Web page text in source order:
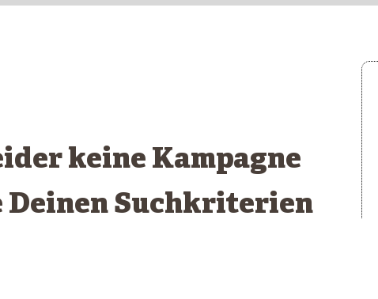
keine Kampagne
Deinen Suchkriterien